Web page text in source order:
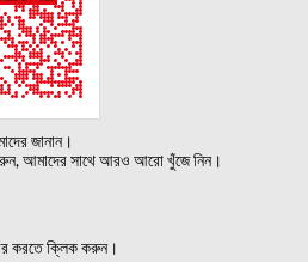
জানান।
আমাদের সাথে আরও আরো খুঁজে নিন।
করতে ক্লিক করুন।